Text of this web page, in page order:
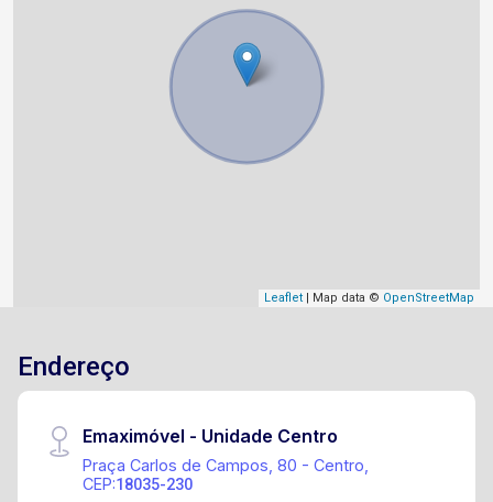
Leaflet | Map data © OpenStreetMap
Endereço
Emaximóvel - Unidade Centro
Praça Carlos de Campos, 80 - Centro,
CEP:18035-230